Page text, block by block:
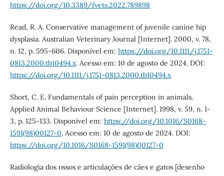
https://doi.org/10.3389/fvets.2022.789898
Read, R. A. Conservative management of juvenile canine hip
dysplasia. Australian Veterinary Journal [Internet]. 2000, v. 78,
n. 12, p. 595-606. Disponível em: https://doi.org/10.1111/j.1751-
0813.2000.tb10494.x. Acesso em: 10 de agosto de 2024. DOI:
https://doi.org/10.1111/j.1751-0813.2000.tb10494.x
Short, C. E. Fundamentals of pain perception in animals.
Applied Animal Behaviour Science [Internet]. 1998, v. 59, n. 1-
3, p. 125-133. Disponível em: https://doi.org/10.1016/S0168-
1591(98)00127-0. Acesso em: 10 de agosto de 2024. DOI:
https://doi.org/10.1016/S0168-1591(98)00127-0
Radiologia dos ossos e articulações de cães e gatos [desenho